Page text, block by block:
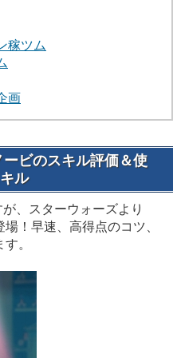
稼ツム
画
ビのスキル評価＆使
ル
、スターウォーズより
！早速、高得点のコツ、
。